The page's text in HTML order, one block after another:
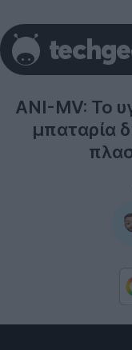
ANI-MV: Το
μπαταρία